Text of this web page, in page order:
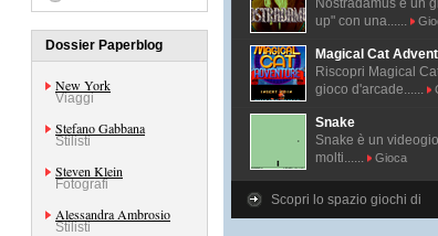
Dossier Paperblog
New York
Viaggi
Stefano Gabbana
Stilisti
Steven Klein
Fotografi
Alessandra Ambrosio
Stilisti
Nostradamus è un
up" con una......
Magical Cat
Riscopri Magical
gioco d'arcade......
Snake
Snake è un
molti......
Gioca
Scopri lo spazio giochi di